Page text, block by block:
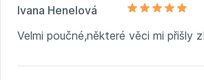
Ivana Henelová
Velmi poučné,některé věci mi přišly